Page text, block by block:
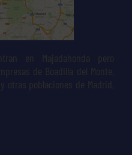
en Majadahonda pero
de Boadilla del Monte,
otras poblaciones de Madrid,